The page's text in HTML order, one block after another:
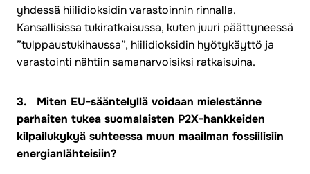
yhdessä hiilidioksidin varastoinnin rinnalla.
Kansallisissa tukiratkaisussa, kuten juuri päättyneessä
”tulppaustukihaussa”, hiilidioksidin hyötykäyttö ja
varastointi nähtiin samanarvoisiksi ratkaisuina.
3. Miten EU-sääntelyllä voidaan mielestänne
parhaiten tukea suomalaisten P2X-hankkeiden
kilpailukykyä suhteessa muun maailman fossiilisiin
energianlähteisiin?